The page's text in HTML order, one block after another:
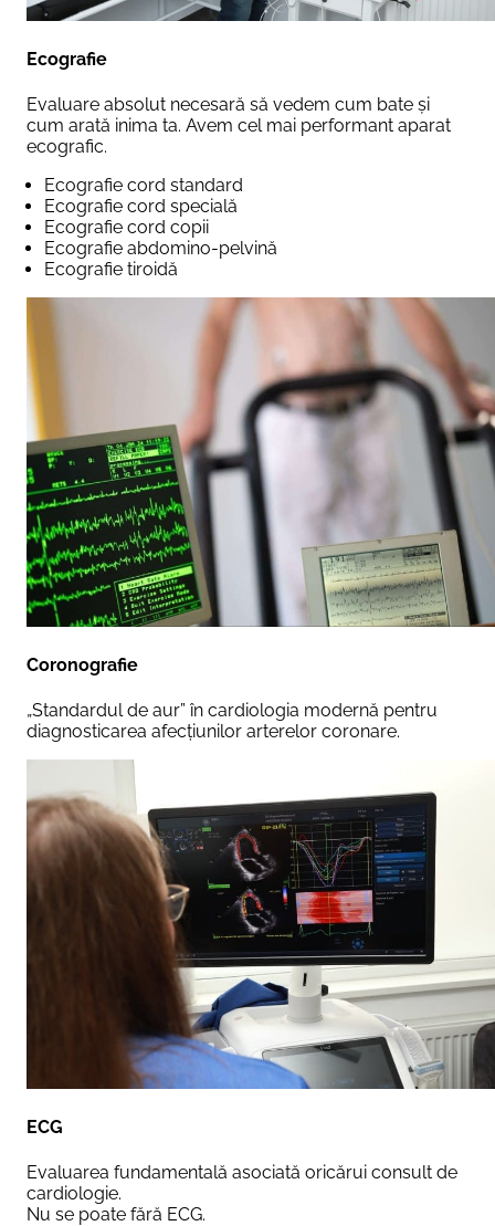
Ecografie
Evaluare absolut necesară să vedem cum bate și
cum arată inima ta. Avem cel mai performant aparat
ecografic.
Ecografie cord standard
Ecografie cord specială
Ecografie cord copii
Ecografie abdomino-pelvină
Ecografie tiroidă
Coronografie
„Standardul de aur” în cardiologia modernă pentru
diagnosticarea afecțiunilor arterelor coronare.
ECG
Evaluarea fundamentală asociată oricărui consult de
cardiologie.
Nu se poate fără ECG.